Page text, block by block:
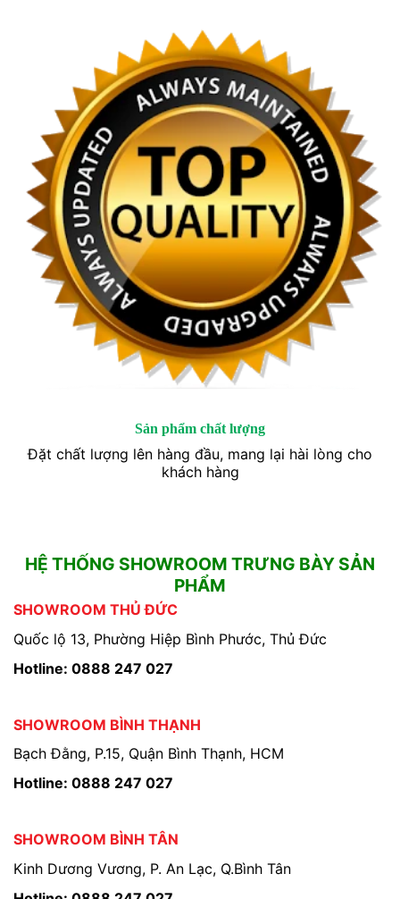
Sản phẩm chất lượng
Đặt chất lượng lên hàng đầu, mang lại hài lòng cho
khách hàng
HỆ THỐNG SHOWROOM TRƯNG BÀY SẢN
PHẨM
SHOWROOM THỦ ĐỨC
Quốc lộ 13, Phường Hiệp Bình Phước, Thủ Đức
Hotline: 0888 247 027
SHOWROOM BÌNH THẠNH
Bạch Đằng, P.15, Quận Bình Thạnh, HCM
Hotline: 0888 247 027
SHOWROOM BÌNH TÂN
Kinh Dương Vương, P. An Lạc, Q.Bình Tân